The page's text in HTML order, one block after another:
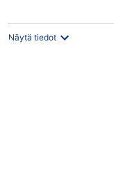
Näytä tiedot